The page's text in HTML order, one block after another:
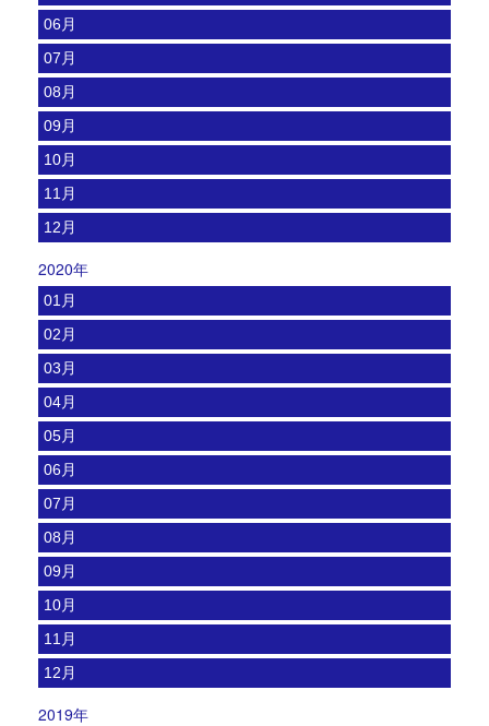
06月
07月
08月
09月
10月
11月
12月
2020年
01月
02月
03月
04月
05月
06月
07月
08月
09月
10月
11月
12月
2019年